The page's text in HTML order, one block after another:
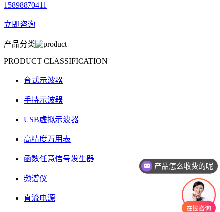
15898870411
立即咨询
产品分类
PRODUCT CLASSIFICATION
台式示波器
手持示波器
USB虚拟示波器
高精度万用表
函数任意信号发生器
频谱仪
直流电源
产品怎么收费的呢